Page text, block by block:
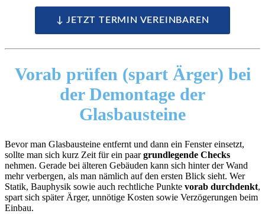
↓ JETZT TERMIN VEREINBAREN
Vorab prüfen (spart Ärger) bei
der Demontage der
Glasbausteine
Bevor man Glasbausteine entfernt und dann ein Fenster einsetzt,
sollte man sich kurz Zeit für ein paargrundlegende Checks
nehmen. Gerade bei älteren Gebäuden kann sich hinter der Wand
mehr verbergen, als man nämlich auf den ersten Blick sieht. Wer
Statik, Bauphysik sowie auch rechtliche Punkte vorab durchdenkt,
spart sich später Ärger, unnötige Kosten sowie Verzögerungen beim
Einbau.